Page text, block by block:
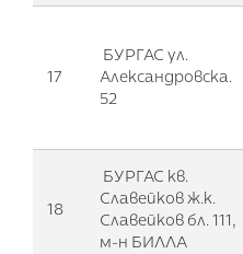
17
БУРГАС ул.
Александровска.
52
18
БУРГАС кв.
Славейков ж.к.
Славейков бл. 111,
м-н БИЛЛА